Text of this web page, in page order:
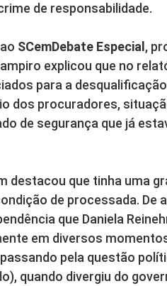
de responsabilidade.
SCemDebate Especial ,
explicou que no
para a
dos procuradores,
de segurança que já
destacou que tinha uma
de processada.
que Daniela
em diversos
pela questão
quando divergiu do